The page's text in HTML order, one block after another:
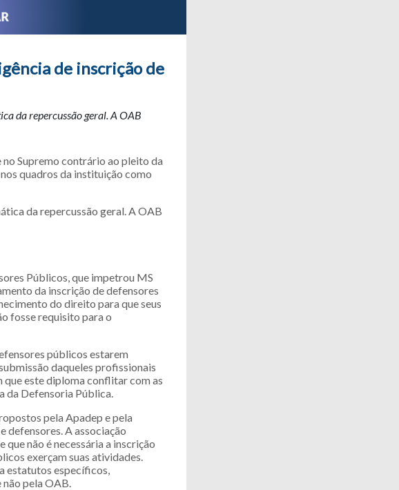
de inscrição de
da repercussão geral. A OAB
no Supremo contrário ao pleito da
quadros da instituição como
da repercussão geral. A OAB
Públicos, que impetrou MS
da inscrição de defensores
do direito para que seus
fosse requisito para o
públicos estarem
daqueles profissionais
este diploma conflitar com as
da Defensoria Pública.
pela Apadep e pela
defensores. A associação
que não é necessária a inscrição
exerçam suas atividades.
estatutos específicos,
pela OAB.